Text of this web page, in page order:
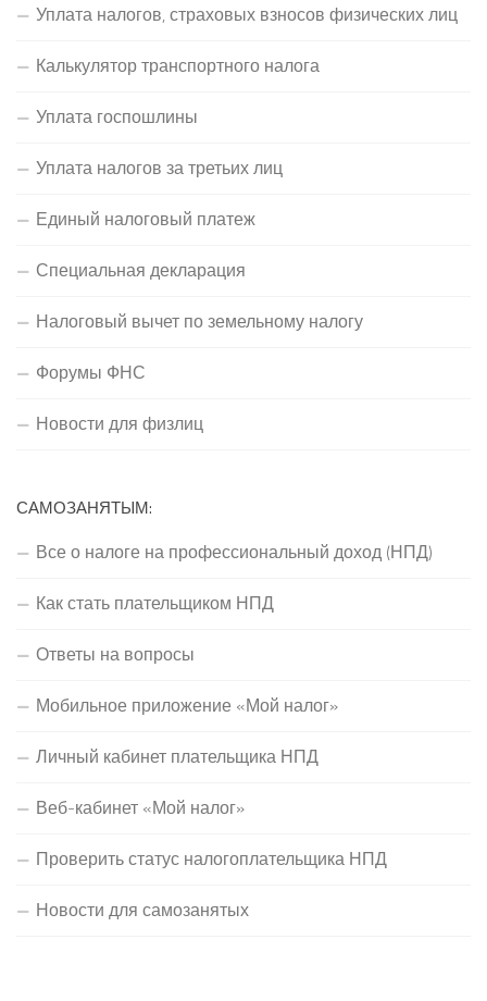
Уплата налогов, страховых взносов физических лиц
Калькулятор транспортного налога
Уплата госпошлины
Уплата налогов за третьих лиц
Единый налоговый платеж
Специальная декларация
Налоговый вычет по земельному налогу
Форумы ФНС
Новости для физлиц
САМОЗАНЯТЫМ:
Все о налоге на профессиональный доход (НПД)
Как стать плательщиком НПД
Ответы на вопросы
Мобильное приложение «Мой налог»
Личный кабинет плательщика НПД
Веб-кабинет «Мой налог»
Проверить статус налогоплательщика НПД
Новости для самозанятых